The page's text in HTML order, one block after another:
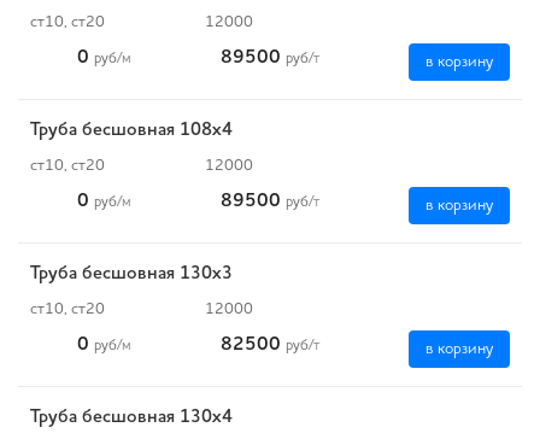
ст10, ст20 12000
0 руб/м 89500 руб/т в корзину
Труба бесшовная 108х4
ст10, ст20 12000
0 руб/м 89500 руб/т в корзину
Труба бесшовная 130х3
ст10, ст20 12000
0 руб/м 82500 руб/т в корзину
Труба бесшовная 130х4